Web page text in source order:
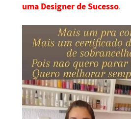
uma Designer de Sucesso.